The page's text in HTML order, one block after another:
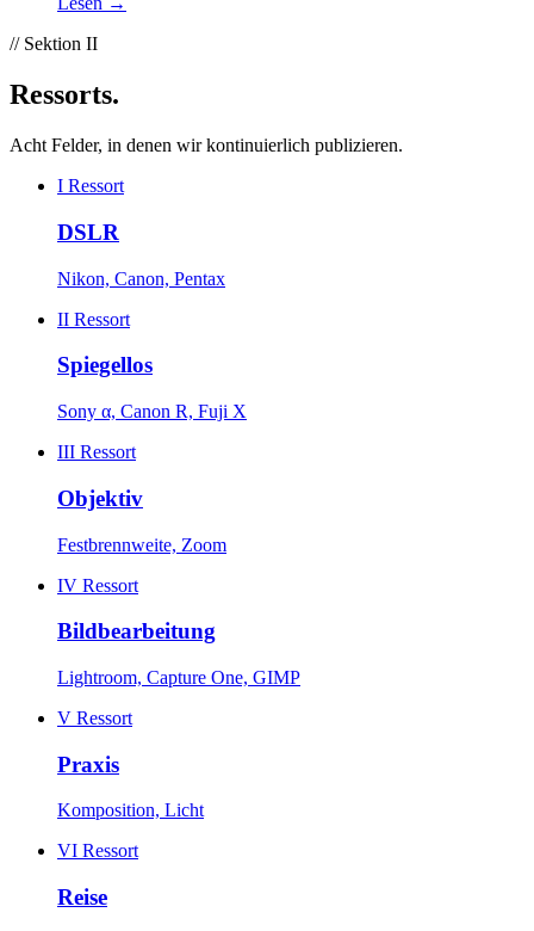
// Sektion II
Ressorts.
Acht Felder, in denen wir kontinuierlich publizieren.
I Ressort
DSLR
Nikon, Canon, Pentax
II Ressort
Spiegellos
Sony α, Canon R, Fuji X
III Ressort
Objektiv
Festbrennweite, Zoom
IV Ressort
Bildbearbeitung
Lightroom, Capture One, GIMP
V Ressort
Praxis
Komposition, Licht
VI Ressort
Reise